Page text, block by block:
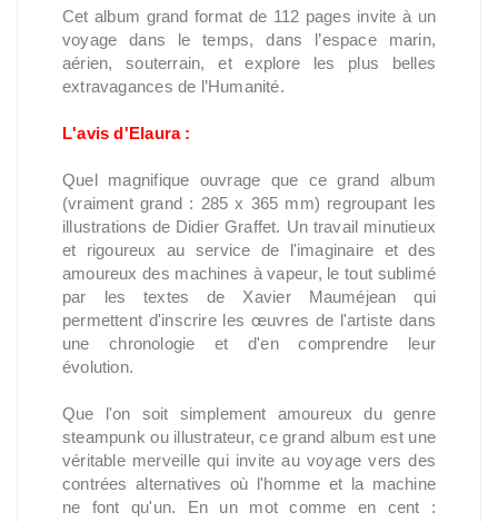
Cet album grand format de 112 pages invite à un
voyage dans le temps, dans l’espace marin,
aérien, souterrain, et explore les plus belles
extravagances de l’Humanité.
L'avis d'Elaura :
Quel magnifique ouvrage que ce grand album
(vraiment grand : 285 x 365 mm) regroupant les
illustrations de Didier Graffet. Un travail minutieux
et rigoureux au service de l'imaginaire et des
amoureux des machines à vapeur, le tout sublimé
par les textes de Xavier Mauméjean qui
permettent d'inscrire les œuvres de l'artiste dans
une chronologie et d'en comprendre leur
évolution.
Que l'on soit simplement amoureux du genre
steampunk ou illustrateur, ce grand album est une
véritable merveille qui invite au voyage vers des
contrées alternatives où l'homme et la machine
ne font qu'un. En un mot comme en cent :